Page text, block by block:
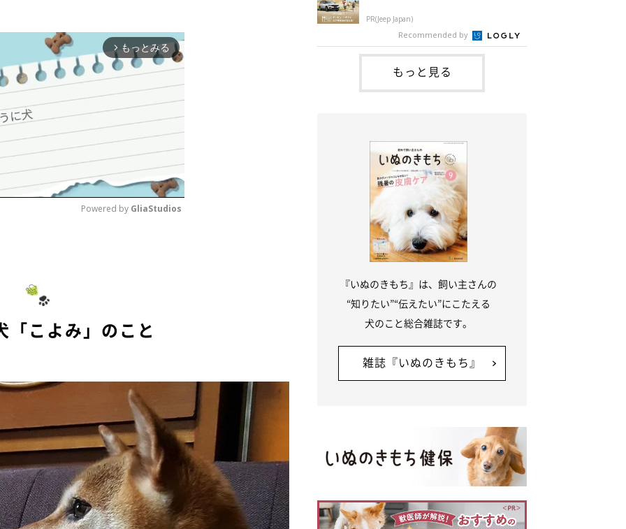
arrow_forward_ios もっとみる
Powered by GliaStudios
「こよみ」のこと
主さんが「#最初に撮った一枚」として投
稿した写真には、ケージの隅で不安そうな
表情を浮かべるシルビアちゃんの姿が写っ
ていました。こちらは、保護犬だったシル
のは、X（旧Twitter）ユーザー
@totomo_fukumaruさんが投稿していた
動画。玄関でしっぽを振っているのは、愛
犬・福丸くん（撮影時11才／柴犬）です。
何やらソワソワしている様子が印象的です
が、それにはほっこりする理由がありまし
た。 玄関で聞こえた、うれしい声ばぁば
PR(Jeep Japan)
Recommended by
もっと見る
『いぬのきもち』は、飼い主さんの
“知りたい”“伝えたい”にこたえる
犬のこと総合雑誌です。
雑誌『いぬのきもち』